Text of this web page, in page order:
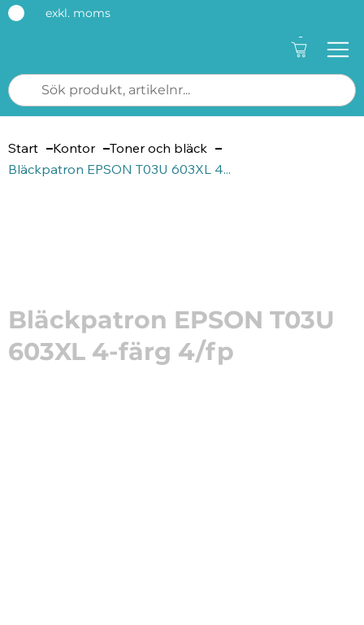
exkl. moms
-
Start Kontor
Toner och bläck
Bläckpatron EPSON T03U 603XL 4...
Bläckpatron EPSON T03U
603XL 4-färg 4/fp